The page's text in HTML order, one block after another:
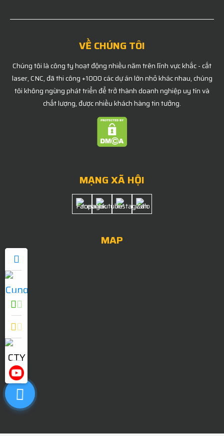
VỀ CHÚNG TÔI
Chúng tôi là công ty hoạt động nhiều năm trên lĩnh vực khắc - cắt
laser, CNC, đã thi công +1000 các dự án lớn nhỏ khác nhau, chúng
tôi không ngừng phát triển để trở thành doanh nghiệp uy tín và
chất lượng, được nhiều khách hàng tin tưởng.
MẠNG XÃ HỘI
MAP
0909052838